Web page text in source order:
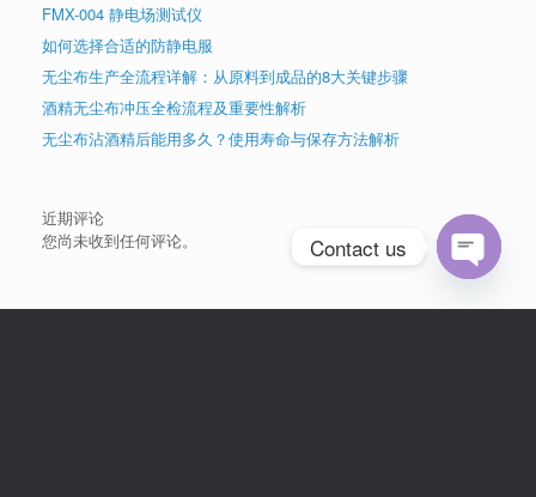
FMX-004 静电场测试仪
如何选择合适的防静电服
无尘布生产全流程详解：从原料到成品的8大关键步骤
酒精无尘布冲压全检流程及重要性解析
无尘布沾酒精后能用多久？使用寿命与保存方法解析
近期评论
您尚未收到任何评论。
Contact us
Open